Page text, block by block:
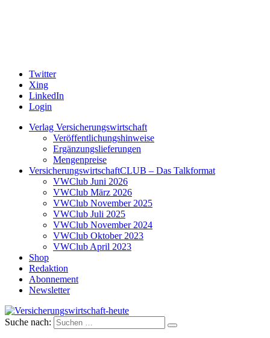
Twitter
Xing
LinkedIn
Login
Verlag Versicherungswirtschaft
Veröffentlichungshinweise
Ergänzungslieferungen
Mengenpreise
VersicherungswirtschaftCLUB – Das Talkformat
VWClub Juni 2026
VWClub März 2026
VWClub November 2025
VWClub Juli 2025
VWClub November 2024
VWClub Oktober 2023
VWClub April 2023
Shop
Redaktion
Abonnement
Newsletter
Versicherungswirtschaft-heute
Suche nach: